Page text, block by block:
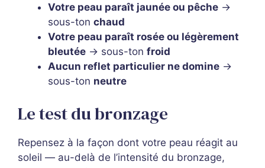
Votre peau paraît jaunée ou pêche →
sous-ton chaud
Votre peau paraît rosée ou légèrement
bleutée → sous-ton froid
Aucun reflet particulier ne domine →
sous-ton neutre
Le test du bronzage
Repensez à la façon dont votre peau réagit au
soleil — au-delà de l’intensité du bronzage,